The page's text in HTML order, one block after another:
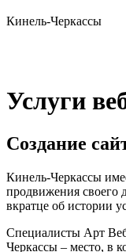
Кинель-Черкассы
Услуги
Создание
Кинель-Черкассы
продвижения своего
вкратце об истории
Специалисты Арт
Черкассы ‒ место, в